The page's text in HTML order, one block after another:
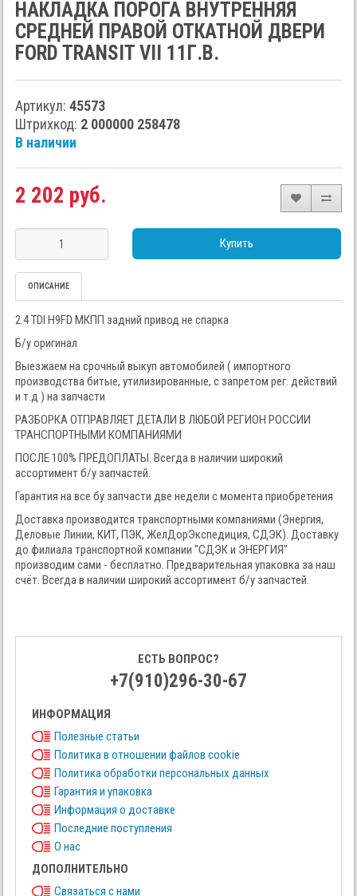
НАКЛАДКА ПОРОГА ВНУТРЕННЯЯ
СРЕДНЕЙ ПРАВОЙ ОТКАТНОЙ ДВЕРИ
FORD TRANSIT VII 11Г.В.
Артикул:45573
Штрихкод: 2 000000 258478
В наличии
2 202 руб.
Купить
ОПИСАНИЕ
2.4 TDI H9FD МКПП задний привод не спарка
Б/у оригинал
Выезжаем на срочный выкуп автомобилей ( импортного
производства битые, утилизированные, с запретом рег. действий
и т.д ) на запчасти
РАЗБОРКА ОТПРАВЛЯЕТ ДЕТАЛИ В ЛЮБОЙ РЕГИОН РОССИИ
ТРАНСПОРТНЫМИ КОМПАНИЯМИ
ПОСЛЕ 100% ПРЕДОПЛАТЫ. Всегда в наличии широкий
ассортимент б/у запчастей.
Гарантия на все бу запчасти две недели с момента приобретения
Доставка производится транспортными компаниями (Энергия,
Деловые Линии, КИТ, ПЭК, ЖелДорЭкспедиция, СДЭК). Доставку
до филиала транспортной компании "СДЭК и ЭНЕРГИЯ"
производим сами - бесплатно. Предварительная упаковка за наш
счёт. Всегда в наличии широкий ассортимент б/у запчастей.
ЕСТЬ ВОПРОС?
+7(910)296-30-67
ИНФОРМАЦИЯ
Полезные статьи
Политика в отношении файлов cookie
Политика обработки персональных данных
Гарантия и упаковка
Информация о доставке
Последние поступления
О нас
ДОПОЛНИТЕЛЬНО
Связаться с нами